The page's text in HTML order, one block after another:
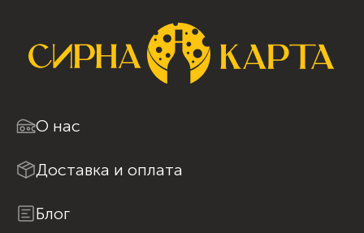
О нас
Доставка и оплата
Блог